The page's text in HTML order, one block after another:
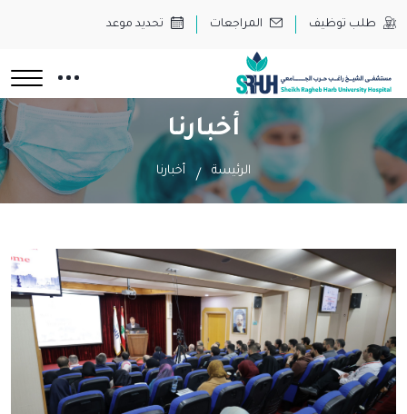
طلب توظيف المراجعات تحديد موعد
أخبارنا
الرئيسة أخبارنا